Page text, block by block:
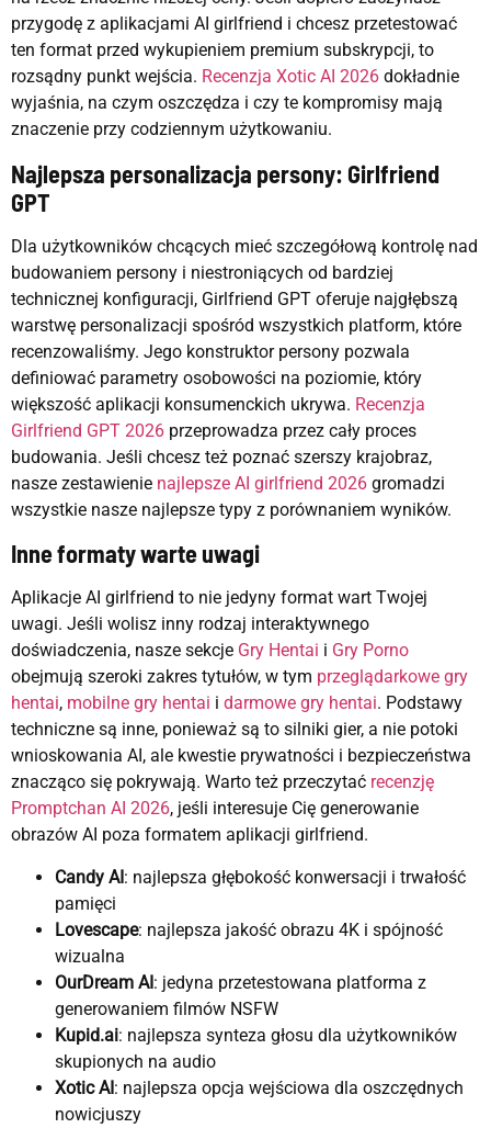
przygodę z aplikacjami AI girlfriend i chcesz przetestować
ten format przed wykupieniem premium subskrypcji, to
rozsądny punkt wejścia. Recenzja Xotic AI 2026 dokładnie
wyjaśnia, na czym oszczędza i czy te kompromisy mają
znaczenie przy codziennym użytkowaniu.
Najlepsza personalizacja persony: Girlfriend
GPT
Dla użytkowników chcących mieć szczegółową kontrolę nad
budowaniem persony i niestroniących od bardziej
technicznej konfiguracji, Girlfriend GPT oferuje najgłębszą
warstwę personalizacji spośród wszystkich platform, które
recenzowaliśmy. Jego konstruktor persony pozwala
definiować parametry osobowości na poziomie, który
większość aplikacji konsumenckich ukrywa. Recenzja
Girlfriend GPT 2026 przeprowadza przez cały proces
budowania. Jeśli chcesz też poznać szerszy krajobraz,
nasze zestawienie najlepsze AI girlfriend 2026 gromadzi
wszystkie nasze najlepsze typy z porównaniem wyników.
Inne formaty warte uwagi
Aplikacje AI girlfriend to nie jedyny format wart Twojej
uwagi. Jeśli wolisz inny rodzaj interaktywnego
doświadczenia, nasze sekcje Gry Hentai i Gry Porno
obejmują szeroki zakres tytułów, w tym przeglądarkowe gry
hentai, mobilne gry hentai i darmowe gry hentai. Podstawy
techniczne są inne, ponieważ są to silniki gier, a nie potoki
wnioskowania AI, ale kwestie prywatności i bezpieczeństwa
znacząco się pokrywają. Warto też przeczytać recenzję
Promptchan AI 2026, jeśli interesuje Cię generowanie
obrazów AI poza formatem aplikacji girlfriend.
Candy AI: najlepsza głębokość konwersacji i trwałość
pamięci
Lovescape: najlepsza jakość obrazu 4K i spójność
wizualna
OurDream AI: jedyna przetestowana platforma z
generowaniem filmów NSFW
Kupid.ai: najlepsza synteza głosu dla użytkowników
skupionych na audio
Xotic AI: najlepsza opcja wejściowa dla oszczędnych
nowicjuszy